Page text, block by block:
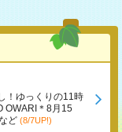
！ゆっくりの11時
OWARI＊8月15
ど (8/7UP!)